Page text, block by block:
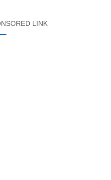
LINK